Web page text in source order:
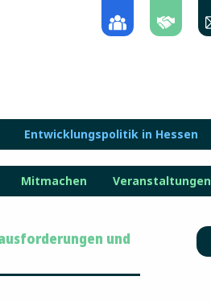
Entwicklungspolitik in Hessen
Mitmachen Veranstaltungen
und